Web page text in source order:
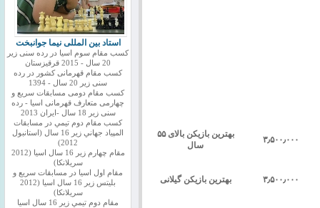
۳٫۵۰۰٫۰۰۰
بهترین بازیکن بالای ۵۵
سال
۳٫۵۰۰٫۰۰۰ بهترین بازیکن گیلانی
استاد بین المللی نیما جوانبخت
کسب مقام سوم اسیا در رده سنی زیر
20 سال - 2015 قرقیزستان
کسب مقام قهرمانی کشور در رده
سنی زیر 20 سال - 1394
کسب مقام دومی مسابقات سریع و
چهارمی متعارف قهرمانی اسیا - رده
سنی زیر 18 سال -ایران 2013
كسب مقام دوم تيمي در مسابقات
المپياد جهاني زير 16 سال (استانبول
2012)
مقام چهارم زير 16 سال اسيا (2012
سريلانكا)
مقام اول اسيا در مسابقات سريع و
بليتس زير 16 سال اسيا (2012
سريلانكا)
مقام دوم تيمي زير 16 سال اسيا